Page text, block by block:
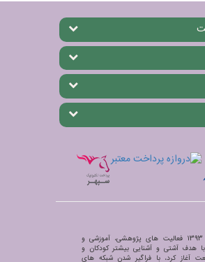
روستاگل از سال 1393 فعالیت های پژوهشی، آموزشی و
هدف آشتی و آشنایی بیشتر کودکان و
آغاز کرد، با فراگیر شدن شبکه های